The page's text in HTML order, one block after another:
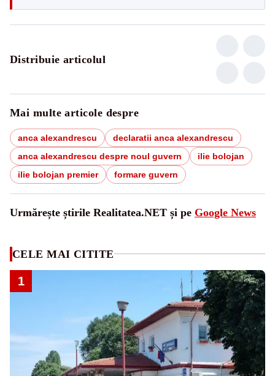
Distribuie articolul
Mai multe articole despre
anca alexandrescu
declaratii anca alexandrescu
anca alexandrescu despre noul guvern
ilie bolojan
ilie bolojan premier
formare guvern
Urmărește știrile Realitatea.NET și pe Google News
CELE MAI CITITE
1